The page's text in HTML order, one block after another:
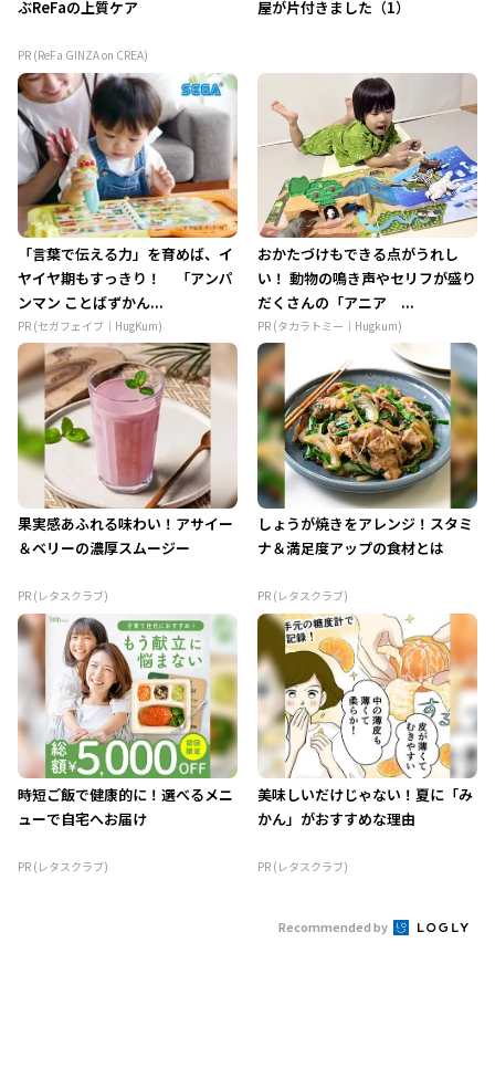
ぶReFaの上質ケア
PR (ReFa GINZA on CREA)
屋が片付きました（1）
「言葉で伝える力」を育めば、イ
ヤイヤ期もすっきり！ 「アンパ
ンマン ことばずかん...
PR (セガフェイブ｜HugKum)
おかたづけもできる点がうれし
い！ 動物の鳴き声やセリフが盛り
だくさんの「アニア ...
PR (タカラトミー｜Hugkum)
果実感あふれる味わい！アサイー
＆ベリーの濃厚スムージー
PR (レタスクラブ)
しょうが焼きをアレンジ！スタミ
ナ＆満足度アップの食材とは
PR (レタスクラブ)
時短ご飯で健康的に！選べるメニ
ューで自宅へお届け
PR (レタスクラブ)
美味しいだけじゃない！夏に「み
かん」がおすすめな理由
PR (レタスクラブ)
Recommended by